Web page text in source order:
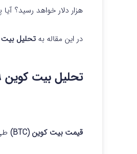
هزار دلار خواهد رسید؟
در این مقاله به تحلیل بیت
تحلیل بیت کوین ۱۹ آبان
قیمت بیت کوین (BTC)